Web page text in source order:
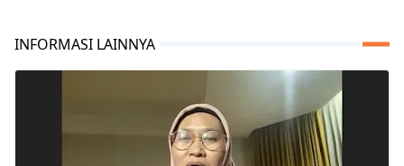
INFORMASI LAINNYA